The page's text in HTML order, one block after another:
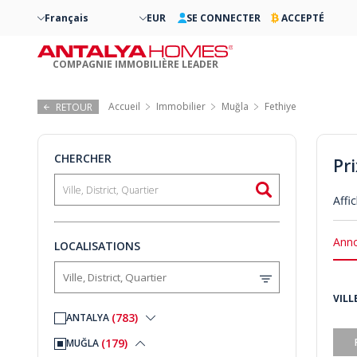
RETOUR Accueil Immobilier Muğla Fethiye
CHERCHER
LOCALISATIONS
ANTALYA (783)
MUĞLA (179)
Français EUR SE CONNECTER ACCEPTÉ
COMPAGNIE IMMOBILIÈRE LEADER